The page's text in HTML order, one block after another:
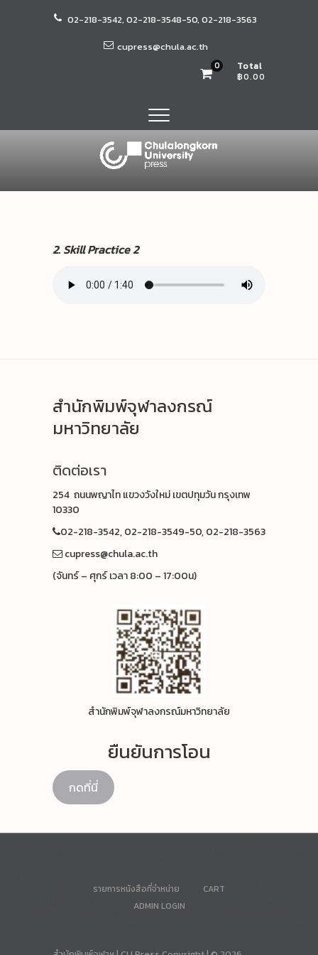
02-218-3542, 02-218-3548-50, 02-218-3563
cupress@chula.ac.th
0
Total
฿0.00
สำนักพิมพ์จุฬาฯ
หน่วยงานวิสาหกิจในกำกับของจุฬาลงกรณ์มหาวิทยาลัย
2. Skill Practice 2
สำนักพิมพ์จุฬาลงกรณ์
มหาวิทยาลัย
ติดต่อเรา
254 ถนนพญาไท แขวงวังใหม่ เขตปทุมวัน กรุงเทพ
10330
02-218-3542, 02-218-3549-50, 02-218-3563
cupress@chula.ac.th
(จันทร์ – ศุกร์ เวลา 8:00 – 17:00น)
สำนักพิมพ์จุฬาลงกรณ์มหาวิทยาลัย
ยืนยันการโอน
กดที่นี่
รายการหนังสือที่จำหน่าย
CART
ADMIN LOGIN